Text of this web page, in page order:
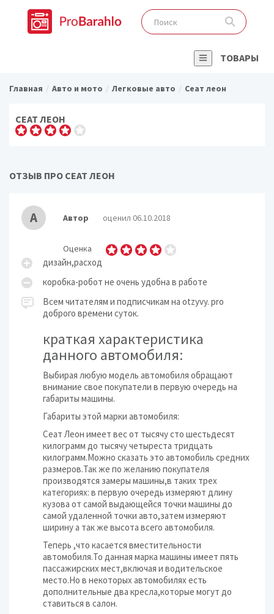
ТОВАРЫ
Главная Авто и мото Легковые авто Сеат леон
СЕАТ ЛЕОН
ОТЗЫВ ПРО СЕАТ ЛЕОН
А Автор оценил 06.10.2018
Оценка
дизайн,расход
коробка-робот не очень удобна в работе
Всем читателям и подписчикам на otzyvy. pro
доброго времени суток.
краткая характеристика
данного автомобиля:
Выбирая любую модель автомобиля обращают
внимание свое покупатели в первую очередь на
габариты машины.
Габариты этой марки автомобиля:
Сеат Леон имеет вес от тысячу сто шестьдесят
килограмм до тысячу четыреста тридцать
килограмм.Можно сказать это автомобиль средних
размеров.Так же по желанию покупателя
производятся замеры машины,в таких трех
категориях: в первую очередь измеряют длину
кузова от самой выдающейся точки машины до
самой удаленной точки авто,затем измеряют
ширину а так же высота всего автомобиля.
Теперь ,что касается вместительности
автомобиля.То данная марка машины имеет пять
пассажирских мест,включая и водительское
место.Но в некоторых автомобилях есть
дополнительные два кресла,которые могут до
ставиться в салон.